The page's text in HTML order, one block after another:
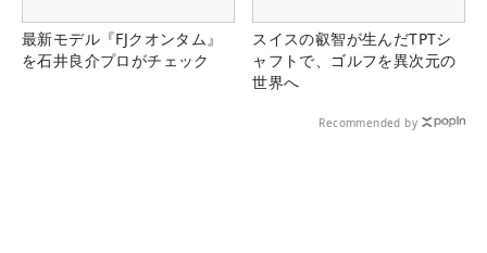
最新モデル『FJクオンタム』
を石井良介プロがチェック
スイスの叡智が生んだTPTシ
ャフトで、ゴルフを異次元の
世界へ
Recommended by